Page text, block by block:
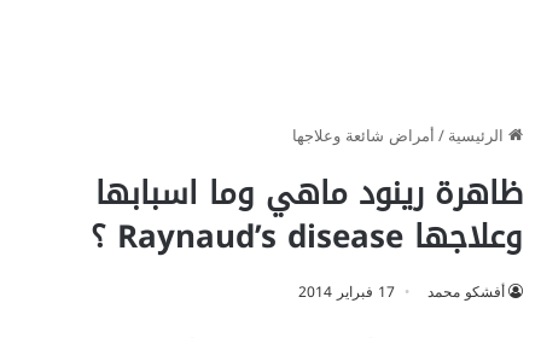
الرئيسية/أمراض شائعة وعلاجها
ظاهرة رينود ماهي وما اسبابها
وعلاجها Raynaud’s disease ؟
أفشكو محمد 17 فبراير 2014